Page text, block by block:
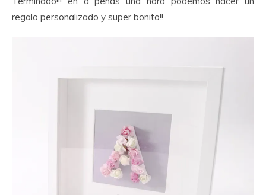
regalo personalizado y super bonito!!